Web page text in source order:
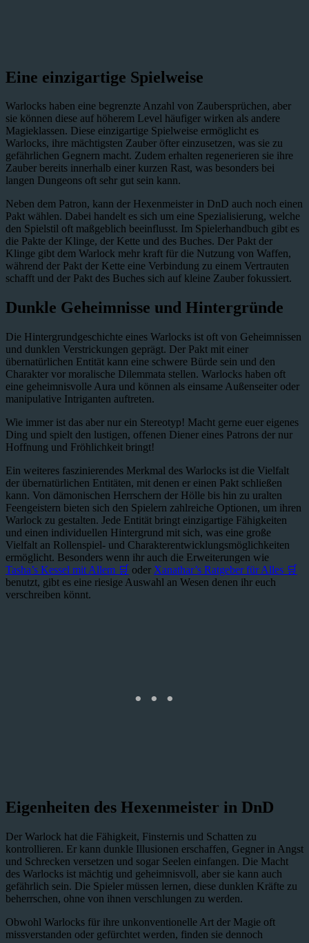
Eine einzigartige Spielweise
Warlocks haben eine begrenzte Anzahl von Zaubersprüchen, aber
sie können diese auf höherem Level häufiger wirken als andere
Magieklassen. Diese einzigartige Spielweise ermöglicht es
Warlocks, ihre mächtigsten Zauber öfter einzusetzen, was sie zu
gefährlichen Gegnern macht. Zudem erhalten regenerieren sie ihre
Zauber bereits innerhalb einer kurzen Rast, was besonders bei
langen Dungeons oft sehr gut sein kann.
Neben dem Patron, kann der Hexenmeister in DnD auch noch einen
Pakt wählen. Dabei handelt es sich um eine Spezialisierung, welche
den Spielstil oft maßgeblich beeinflusst. Im Spielerhandbuch gibt es
die Pakte der Klinge, der Kette und des Buches. Der Pakt der
Klinge gibt dem Warlock mehr kraft für die Nutzung von Waffen,
während der Pakt der Kette eine Verbindung zu einem Vertrauten
schafft und der Pakt des Buches sich auf kleine Zauber fokussiert.
Dunkle Geheimnisse und Hintergründe
Die Hintergrundgeschichte eines Warlocks ist oft von Geheimnissen
und dunklen Verstrickungen geprägt. Der Pakt mit einer
übernatürlichen Entität kann eine schwere Bürde sein und den
Charakter vor moralische Dilemmata stellen. Warlocks haben oft
eine geheimnisvolle Aura und können als einsame Außenseiter oder
manipulative Intriganten auftreten.
Wie immer ist das aber nur ein Stereotyp! Macht gerne euer eigenes
Ding und spielt den lustigen, offenen Diener eines Patrons der nur
Hoffnung und Fröhlichkeit bringt!
Ein weiteres faszinierendes Merkmal des Warlocks ist die Vielfalt
der übernatürlichen Entitäten, mit denen er einen Pakt schließen
kann. Von dämonischen Herrschern der Hölle bis hin zu uralten
Feengeistern bieten sich den Spielern zahlreiche Optionen, um ihren
Warlock zu gestalten. Jede Entität bringt einzigartige Fähigkeiten
und einen individuellen Hintergrund mit sich, was eine große
Vielfalt an Rollenspiel- und Charakterentwicklungsmöglichkeiten
ermöglicht. Besonders wenn ihr auch die Erweiterungen wie
Tasha’s Kessel mit Allem 🛒 oder Xanathar’s Ratgeber für Alles 🛒
benutzt, gibt es eine riesige Auswahl an Wesen denen ihr euch
verschreiben könnt.
Eigenheiten des Hexenmeister in DnD
Der Warlock hat die Fähigkeit, Finsternis und Schatten zu
kontrollieren. Er kann dunkle Illusionen erschaffen, Gegner in Angst
und Schrecken versetzen und sogar Seelen einfangen. Die Macht
des Warlocks ist mächtig und geheimnisvoll, aber sie kann auch
gefährlich sein. Die Spieler müssen lernen, diese dunklen Kräfte zu
beherrschen, ohne von ihnen verschlungen zu werden.
Obwohl Warlocks für ihre unkonventionelle Art der Magie oft
missverstanden oder gefürchtet werden, finden sie dennoch